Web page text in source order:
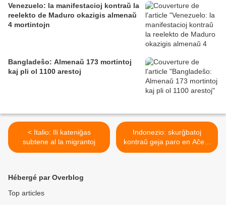
Venezuelo: la manifestacioj kontraŭ la
reelekto de Maduro okazigis almenaŭ
4 mortintojn
Bangladeŝo: Almenaŭ 173 mortintoj
kaj pli ol 1100 arestoj
< Italio: Ili kateniĝas
subtene al la migrantoj
Indonezio: skurĝbatoj
kontraŭ geja paro en Aĉeo,
por-Ŝaria regiono >
Hébergé par Overblog
Top articles